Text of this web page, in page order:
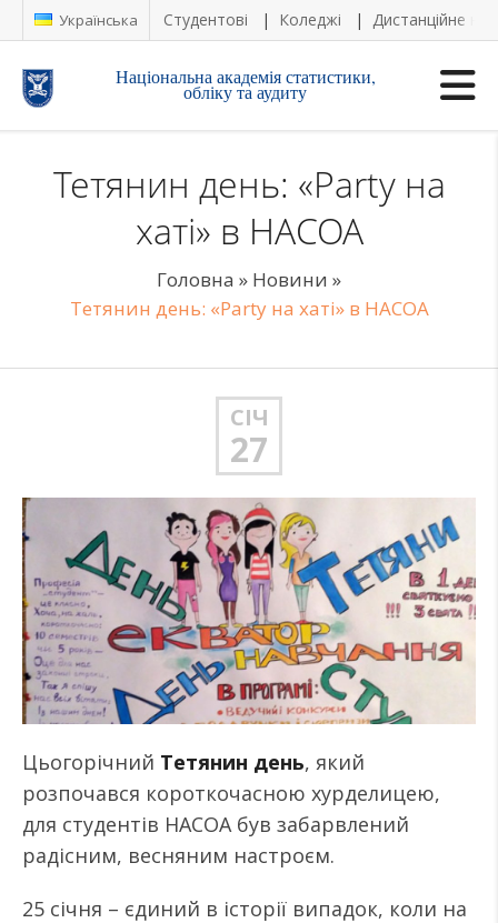
Українська Студентові Коледжі Дистанційне
Національна академія статистики,
обліку та аудиту
Тетянин день: «Party на
хаті» в НАСОА
Головна » Новини »
Тетянин день: «Party на хаті» в НАСОА
СІЧ
27
Цьогорічний Тетянин день, який
розпочався короткочасною хурделицею,
для студентів НАСОА був забарвлений
радісним, весняним настроєм.
25 січня – єдиний в історії випадок, коли на